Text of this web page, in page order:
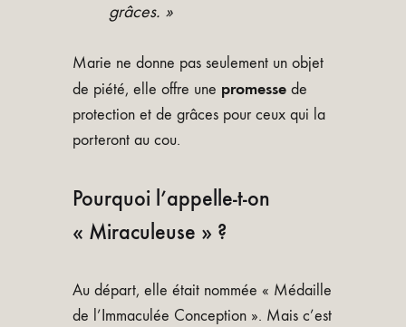
grâces. »
Marie ne donne pas seulement un objet
de piété, elle offre une promesse de
protection et de grâces pour ceux qui la
porteront au cou.
Pourquoi l’appelle-t-on
« Miraculeuse » ?
Au départ, elle était nommée « Médaille
de l’Immaculée Conception ». Mais c’est